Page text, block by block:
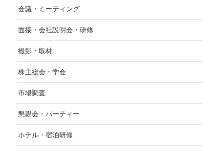
会議・ミーティング
面接・会社説明会・研修
撮影・取材
株主総会・学会
市場調査
懇親会・パーティー
ホテル・宿泊研修